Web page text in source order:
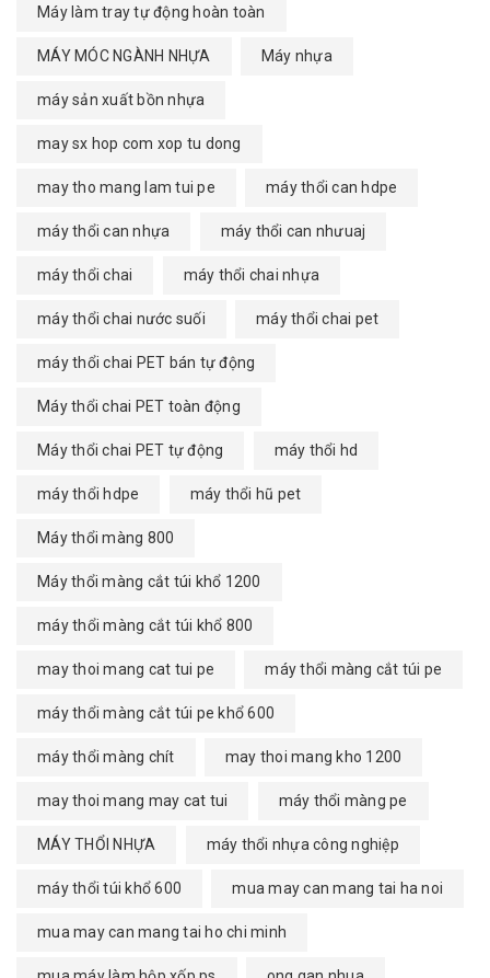
Máy làm tray tự động hoàn toàn
MÁY MÓC NGÀNH NHỰA Máy nhựa
máy sản xuất bồn nhựa
may sx hop com xop tu dong
may tho mang lam tui pe máy thổi can hdpe
máy thổi can nhựa máy thổi can nhưuaj
máy thổi chai máy thổi chai nhựa
máy thổi chai nước suối máy thổi chai pet
máy thổi chai PET bán tự động
Máy thổi chai PET toàn động
Máy thổi chai PET tự động máy thổi hd
máy thổi hdpe máy thổi hũ pet
Máy thổi màng 800
Máy thổi màng cắt túi khổ 1200
máy thổi màng cắt túi khổ 800
may thoi mang cat tui pe máy thổi màng cắt túi pe
máy thổi màng cắt túi pe khổ 600
máy thổi màng chít may thoi mang kho 1200
may thoi mang may cat tui máy thổi màng pe
MÁY THỔI NHỰA máy thổi nhựa công nghiệp
máy thổi túi khổ 600 mua may can mang tai ha noi
mua may can mang tai ho chi minh